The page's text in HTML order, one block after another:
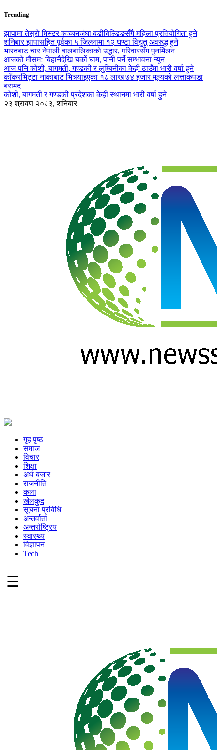
Trending
झापामा तेस्रो मिस्टर कञ्चनजंघा बडीबिल्डिङसँगै महिला प्रतियोगिता हुने
शनिबार झापासहित पूर्वका ५ जिल्लामा १२ घण्टा विद्युत् अवरुद्ध हुने
भारतबाट चार नेपाली बालबालिकाको उद्धार, परिवारसँग पुनर्मिलन
आजको मौसमः बिहानैदेखि चर्को घाम, पानी पर्ने सम्भावना न्यून
आज पनि कोशी, बागमती, गण्डकी र लुम्बिनीका केही ठाउँमा भारी वर्षा हुने
काँकरभिट्टा नाकाबाट भित्र्याइएका १८ लाख ७४ हजार मूल्यकाे लत्ताकपडा
बरामद
कोशी, बागमती र गण्डकी प्रदेशका केही स्थानमा भारी वर्षा हुने
२३ श्रावण २०८३, शनिबार
गृह पृष्ठ
समाज
विचार
शिक्षा
अर्थ बजार
राजनीति
कला
खेलकुद
सूचना प्रविधि
अन्तर्वार्ता
अन्तर्राष्ट्रिय
स्वास्थ्य
विज्ञापन
Tech
☰